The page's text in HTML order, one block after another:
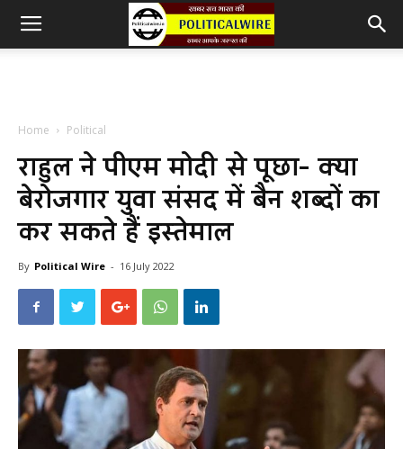
Home Political
राहुल ने पीएम मोदी से पूछा- क्या
बेरोजगार युवा संसद में बैन शब्दों का
कर सकते हैं इस्तेमाल
By Political Wire - 16 July 2022